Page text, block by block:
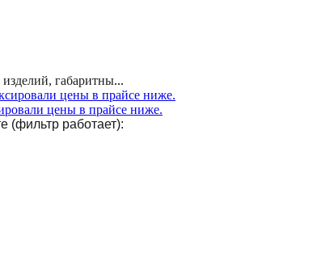
габаритны...
цены в прайсе ниже.
(фильтр работает):